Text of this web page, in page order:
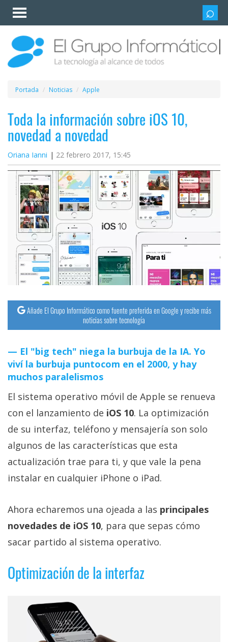
Invitado
Iniciar
sesión /
Registrarse
Esenciales
Móviles
Ofertas
Apps
Redes
sociales
Plataformas
streaming
Operadores
Trucos
y
Tutoriales
Ciberseguridad
Sistemas
operativos
Profesional
+
Más
temas
Sorteos
Contacto
/
nosotros
/
Publicidad
Portada Noticias Apple
Toda la información sobre iOS 10,
novedad a novedad
Oriana Ianni 22 febrero 2017, 15:45
Añade El Grupo Informático como fuente preferida en Google y recibe más
noticias sobre tecnología
El "big tech" niega la burbuja de la IA. Yo
viví la burbuja puntocom en el 2000, y hay
muchos paralelismos
El sistema operativo móvil de Apple se renueva
con el lanzamiento de iOS 10. La optimización
de su interfaz, teléfono y mensajería son solo
algunos de las características que esta
actualización trae para ti, y que vale la pena
instalar en cualquier iPhone o iPad.
Ahora echaremos una ojeada a las principales
novedades de iOS 10, para que sepas cómo
sacar partido al sistema operativo.
Optimización de la interfaz